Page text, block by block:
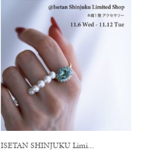
ISETAN SHINJUKU Limi...